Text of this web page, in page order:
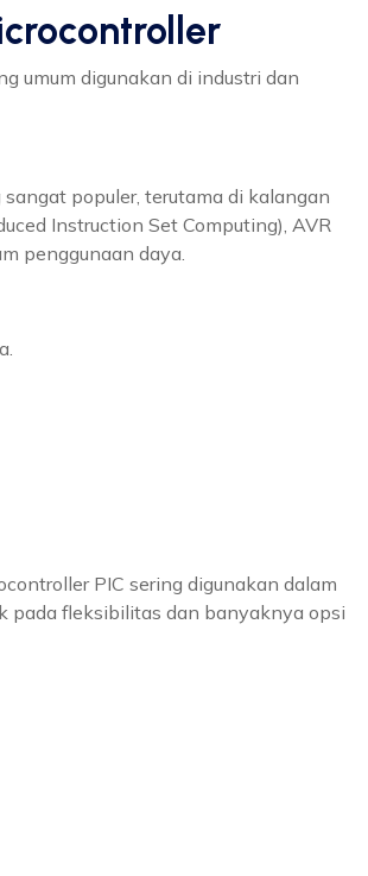
umum digunakan di industri dan
populer, terutama di kalangan
Instruction Set Computing), AVR
penggunaan daya.
PIC sering digunakan dalam
pada fleksibilitas dan banyaknya opsi